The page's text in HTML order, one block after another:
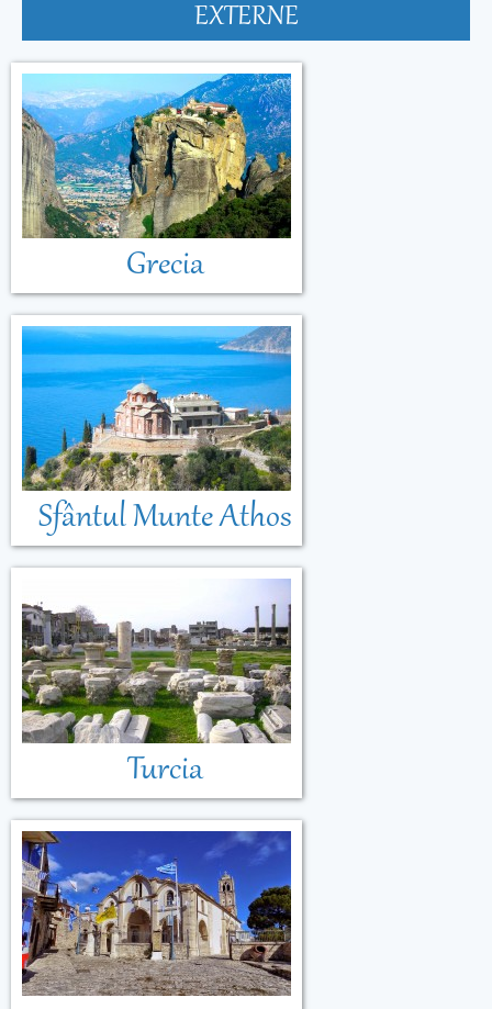
EXTERNE
Grecia
Sfântul Munte Athos
Turcia